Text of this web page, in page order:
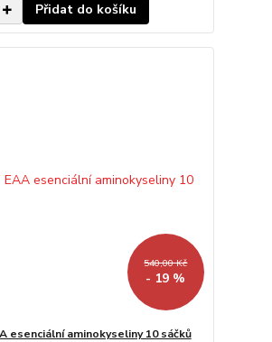
Přidat do košíku
540,00 Kč
- 19 %
esenciální aminokyseliny 10 sáčků